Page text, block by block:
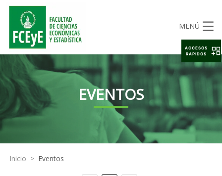
MENÚ
EVENTOS
Inicio > Eventos
ACCESOS
RAPIDOS